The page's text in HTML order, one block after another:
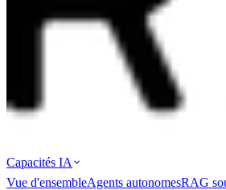
Capacités IA
Vue d'ensembleAgents autonomesRAG